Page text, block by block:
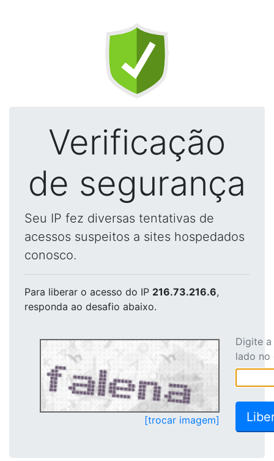
Verificação
de segurança
Seu IP fez diversas tentativas de
acessos suspeitos a sites hospedados
conosco.
Para liberar o acesso do IP 216.73.216.6,
responda ao desafio abaixo.
[trocar imagem]
Digite
lado no